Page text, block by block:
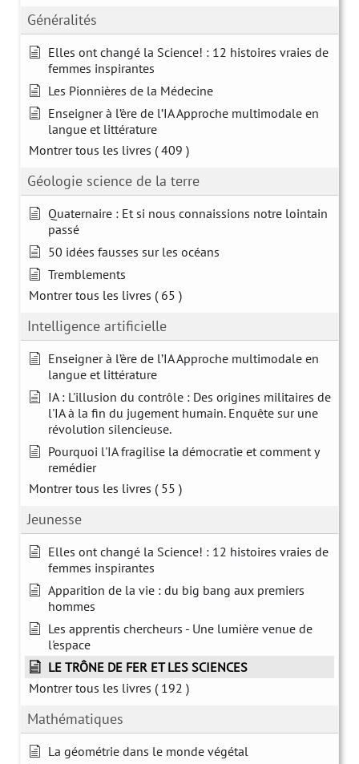
Généralités
Elles ont changé la Science! : 12 histoires vraies de
femmes inspirantes
Les Pionnières de la Médecine
Enseigner à l’ère de l’IA Approche multimodale en
langue et littérature
Montrer tous les livres ( 409 )
Géologie science de la terre
Quaternaire : Et si nous connaissions notre lointain
passé
50 idées fausses sur les océans
Tremblements
Montrer tous les livres ( 65 )
Intelligence artificielle
Enseigner à l’ère de l’IA Approche multimodale en
langue et littérature
IA : L'illusion du contrôle : Des origines militaires de
l'IA à la fin du jugement humain. Enquête sur une
révolution silencieuse.
Pourquoi l'IA fragilise la démocratie et comment y
remédier
Montrer tous les livres ( 55 )
Jeunesse
Elles ont changé la Science! : 12 histoires vraies de
femmes inspirantes
Apparition de la vie : du big bang aux premiers
hommes
Les apprentis chercheurs - Une lumière venue de
l'espace
LE TRÔNE DE FER ET LES SCIENCES
Montrer tous les livres ( 192 )
Mathématiques
La géométrie dans le monde végétal